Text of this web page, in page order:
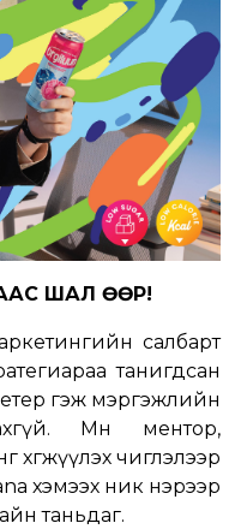
ШАЛ ӨӨР!
салбарт
танигдсан
гэж мэргэжлийн
Мөн ментор,
чиглэлээр
хэмээх ник нэрээр
таньдаг.